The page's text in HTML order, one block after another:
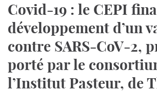
Covid-19 : le CEPI
développement d’un
contre SARS-CoV-2,
porté par le
l’Institut Pasteur, de